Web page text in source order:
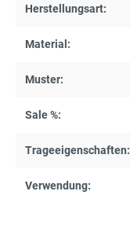
Herstellungsart:
Material:
Muster:
Sale %:
Trageeigenschaften:
Verwendung: